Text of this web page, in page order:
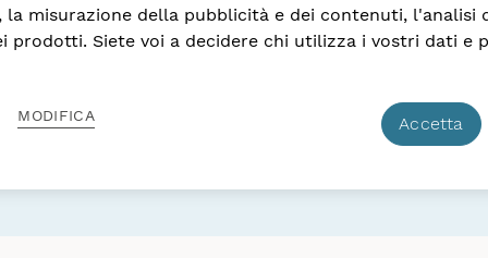
maggiormente le loro conoscenze
esprimere il loro legame speciale con
la misurazione della pubblicità e dei contenuti, l'analisi
prodotti. Siete voi a decidere chi utilizza i vostri dati e
MODIFICA Accetta